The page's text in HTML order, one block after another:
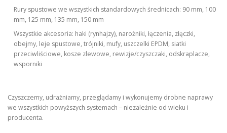
Rury spustowe we wszystkich standardowych średnicach: 90 mm, 100
mm, 125 mm, 135 mm, 150 mm
Wszystkie akcesoria: haki (rynhajzy), narożniki, łączenia, złączki,
obejmy, leje spustowe, trójniki, mufy, uszczelki EPDM, siatki
przeciwliściowe, kosze zlewowe, rewizje/czyszczaki, odskraplacze,
wsporniki
Czyszczemy, udrażniamy, przeglądamy i wykonujemy drobne naprawy
we wszystkich powyższych systemach – niezależnie od wieku i
producenta.